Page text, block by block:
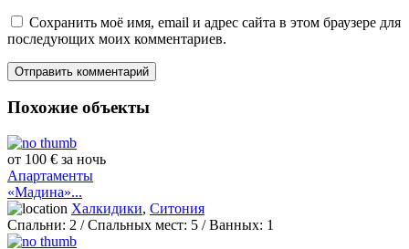
Сохранить моё имя, email и адрес сайта в этом браузере для
последующих моих комментариев.
Похожие объекты
от 100 € за ночь
Апартаменты
«Мадина»...
Халкидики, Ситония
Спальни: 2 / Спальных мест: 5 /Ванных: 1